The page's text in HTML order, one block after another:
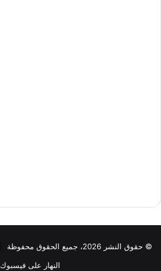
© حقوق النشر 2026، جميع الحقوق محفوظة |
النهار على فيسبوك